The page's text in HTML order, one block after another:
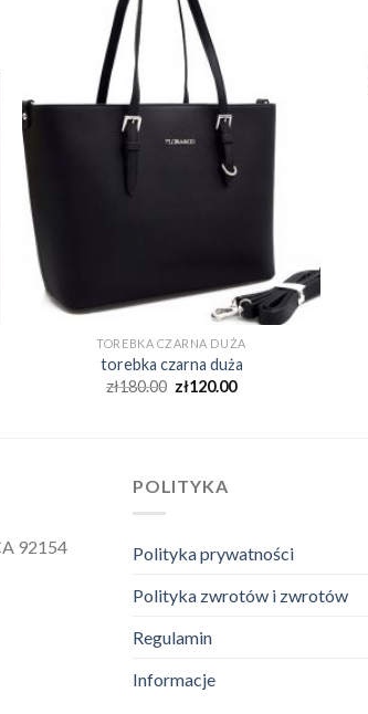
TOREBKA CZARNA DUŻA
torebka czarna duża
zł180.00 zł120.00
92154
POLITYKA
Polityka prywatności
Polityka zwrotów i zwrotów
Regulamin
Informacje